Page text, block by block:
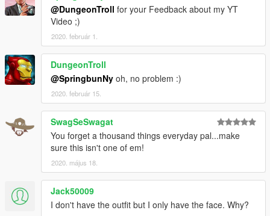
@DungeonTroll for your Feedback about my YT
Video ;)
2020. február 1.
DungeonTroll
@SpringbunNy oh, no problem :)
2020. február 15.
SwagSeSwagat
You forget a thousand things everyday pal...make
sure this isn't one of em!
2020. május 18.
Jack50009
I don't have the outfit but I only have the face. Why?